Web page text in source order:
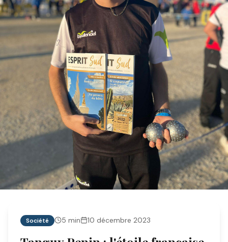
Société 5 min 10 décembre 2023